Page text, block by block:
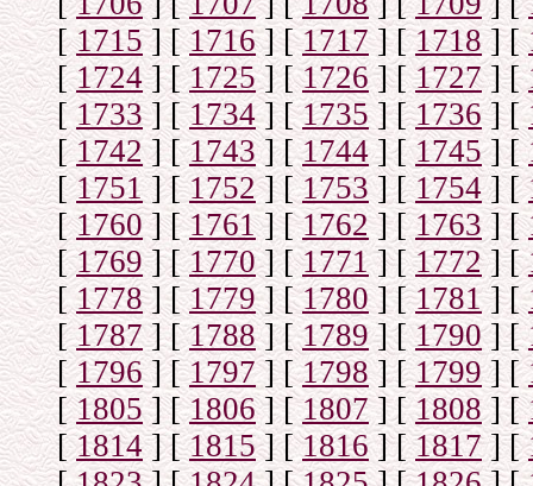
[1715] [1716] [1717] [1718] [
[1724] [1725] [1726] [1727] [
[1733] [1734] [1735] [1736] [
[1742] [1743] [1744] [1745] [
[1751] [1752] [1753] [1754] [
[1760] [1761] [1762] [1763] [
[1769] [1770] [1771] [1772] [
[1778] [1779] [1780] [1781] [
[1787] [1788] [1789] [1790] [
[1796] [1797] [1798 ] [1799] [
[1805] [1806] [1807] [1808] [
[1814] [1815] [1816] [1817] [